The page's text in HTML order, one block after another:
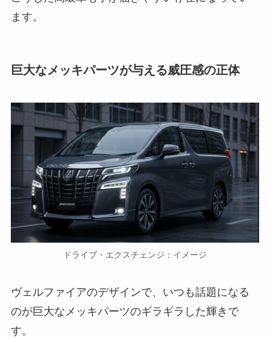
ます。
巨大なメッキパーツが与える威圧感の正体
ドライブ・エクスチェンジ：イメージ
ヴェルファイアのデザインで、いつも話題になる
のが巨大なメッキパーツのギラギラした輝きで
す。